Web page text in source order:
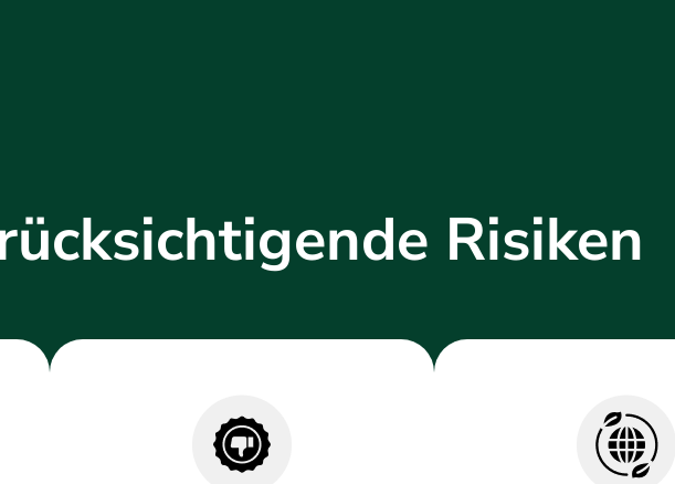
Risiken